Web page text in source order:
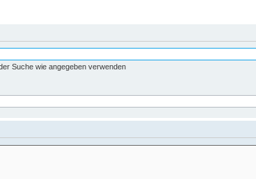
Suche wie angegeben verwenden